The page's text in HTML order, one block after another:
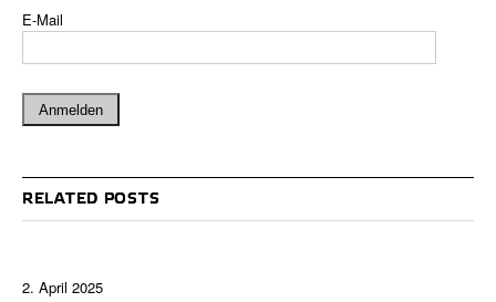
E-Mail
RELATED POSTS
2. April 2025